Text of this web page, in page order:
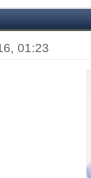
01:23